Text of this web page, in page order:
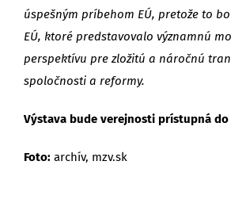
úspešným príbehom EÚ, pretože to
EÚ, ktoré predstavovalo významnú
perspektívu pre zložitú a náročnú
spoločnosti a reformy.
Výstava bude verejnosti prístupná do
Foto: archív, mzv.sk